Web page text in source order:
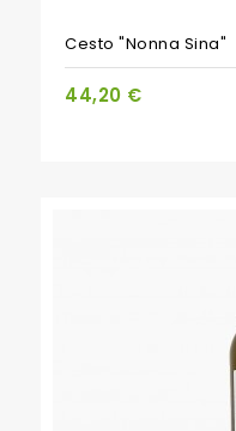
Cesto "Nonna Sina"
44,20 €